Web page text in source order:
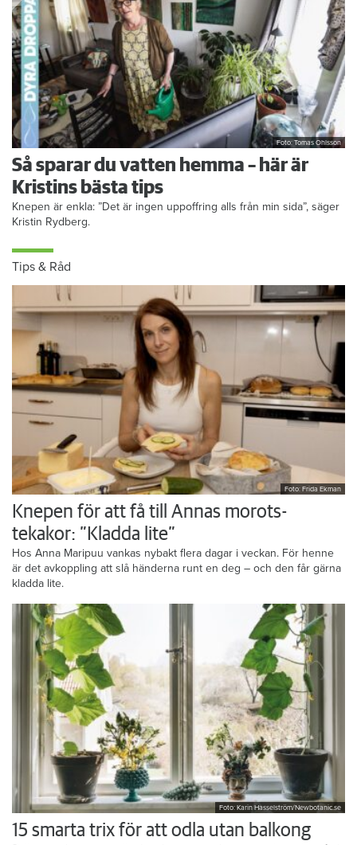
Foto: Tomas Ohlsson
Så sparar du vatten hemma – här är
Kristins bästa tips
Knepen är enkla: ”Det är ingen uppoffring alls från min sida”, säger
Kristin Rydberg.
Tips & Råd
Foto: Frida Ekman
Knepen för att få till Annas morots-
tekakor: ”Kladda lite”
Hos Anna Maripuu vankas nybakt flera dagar i veckan. För henne
är det avkoppling att slå händerna runt en deg – och den får gärna
kladda lite.
Foto: Karin Hasselström/Newbotanic.se
15 smarta trix för att odla utan balkong